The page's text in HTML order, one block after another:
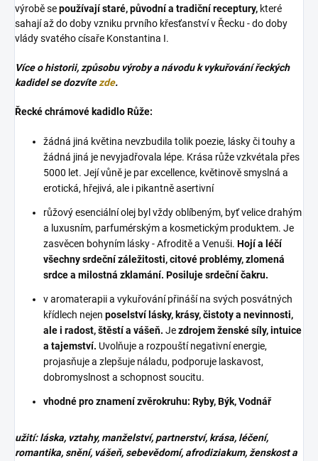
výrobě sepoužívají staré, původní a tradiční receptury, které
sahají až do doby vzniku prvního křesťanství v Řecku - do doby
vlády svatého císaře Konstantina I.
Více o historii, způsobu výroby a návodu k vykuřování řeckých
kadidel se dozvítezde.
Řecké chrámové kadidlo Růže:
žádná jiná květina nevzbudila tolik poezie, lásky či touhy a
žádná jiná je nevyjadřovala lépe. Krása růže vzkvétala přes
5000 let. Její vůně je par excellence, květinově smyslná a
erotická, hřejivá, ale i pikantně asertivní
růžový esenciální olej byl vždy oblíbeným, byť velice drahým
a luxusním, parfumérským a kosmetickým produktem. Je
zasvěcen bohyním lásky - Afroditě a Venuši. Hojí a léčí
všechny srdeční záležitosti, citové problémy, zlomená
srdce a milostná zklamání. Posiluje srdeční čakru.
v aromaterapii a vykuřování přináší na svých posvátných
křídlech nejen poselství lásky, krásy, čistoty a nevinnosti,
ale i radost, štěstí a vášeň. Jezdrojem ženské síly, intuice
a tajemství. Uvolňuje a rozpouští negativní energie,
projasňuje a zlepšuje náladu, podporuje laskavost,
dobromyslnost a schopnost soucitu.
vhodné pro znamení zvěrokruhu: Ryby, Býk, Vodnář
užití: láska, vztahy, manželství, partnerství, krása, léčení,
romantika, snění, vášeň, sebevědomí, afrodiziakum, ženskost a